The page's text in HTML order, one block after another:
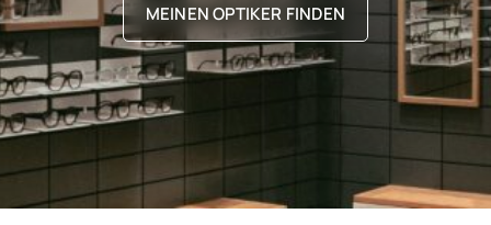
MEINEN OPTIKER FINDEN